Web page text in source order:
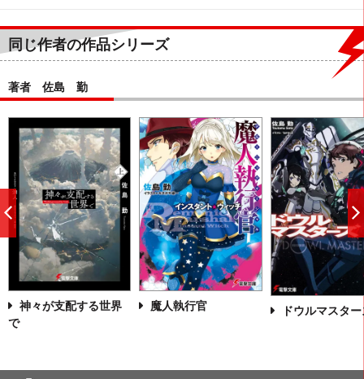
同じ作者の作品シリーズ
著者 佐島 勤
神々が支配する世界
で
魔人執行官 ドウルマスター
前